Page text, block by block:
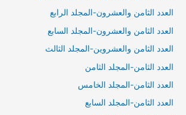
العدد الثامن والعشرون-المجلد الرابع
العدد الثامن والعشرون-المجلد السابع
العدد الثامن والعشروين-المجلد الثالث
العدد الثامن-المجلد الثامن
العدد الثامن-المجلد الخامس
العدد الثامن-المجلد السابع